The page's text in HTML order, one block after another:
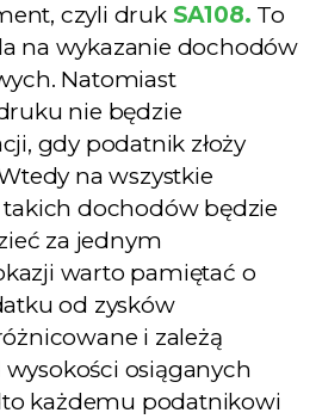
czyli druk SA108. To
na wykazanie dochodów
Natomiast
nie będzie
gdy podatnik złoży
na wszystkie
dochodów będzie
za jednym
warto pamiętać o
od zysków
i zależą
osiąganych
każdemu podatnikowi